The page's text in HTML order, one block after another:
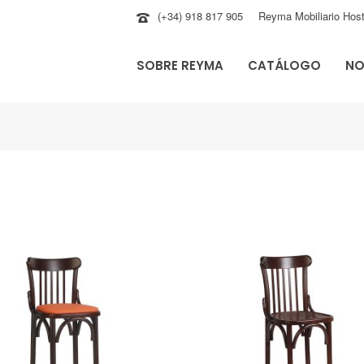
(+34) 918 817 905 Reyma Mobiliario
SOBRE REYMA CATÁLOGO